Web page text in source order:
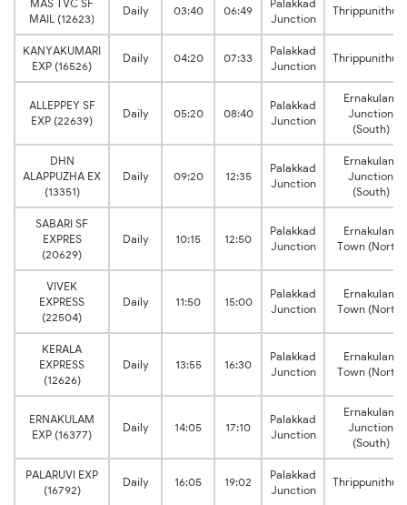
MAS TVC SF
MAIL (12623)
Daily 03:40 06:49
Palakkad
Junction
KANYAKUMARI
EXP (16526)
Daily 04:20 07:33
Palakkad
Junction
ALLEPPEY SF
EXP (22639)
Daily 05:20 08:40
Palakkad
Junction
Ernakulam
Junction
(South)
DHN
ALAPPUZHA EX
(13351)
Daily 09:20 12:35
Palakkad
Junction
Ernakulam
Junction
(South)
SABARI SF
EXPRES
(20629)
Daily 10:15 12:50
Palakkad
Junction
Ernakulam
Town (North)
VIVEK
EXPRESS
(22504)
Daily 11:50 15:00
Palakkad
Junction
Ernakulam
Town (North)
KERALA
EXPRESS
(12626)
Daily 13:55 16:30
Palakkad
Junction
Ernakulam
Town (North)
ERNAKULAM
EXP (16377)
Daily 14:05 17:10
Palakkad
Junction
Ernakulam
Junction
(South)
PALARUVI EXP
(16792)
Daily 16:05 19:02
Palakkad
Junction